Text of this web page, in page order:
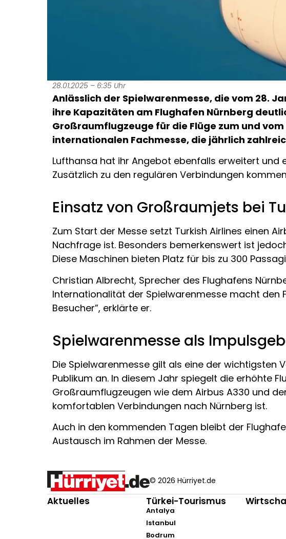
28.01.2025 – 6:35 Uhr
Anlässlich der Spielwarenmesse, die vom 28.
ihre Kapazitäten am Flughafen Nürnberg
Großraumflugzeuge für die Flüge zum und
internationalen Fachmesse, die jährlich
Lufthansa hat ihr Angebot ebenfalls erweitert und
Zusätzlich zu den regulären Verbindungen
Einsatz von Großraumjets bei
Zum Start der Messe setzt Turkish Airlines einen
Nachfrage ist. Besonders bemerkenswert ist
Diese Maschinen bieten Platz für bis zu 300
Christian Albrecht, Sprecher des Flughafens
Internationalität der Spielwarenmesse macht den
Besucher”, erklärte er.
Spielwarenmesse als
Die Spielwarenmesse gilt als eine der wichtigsten
Publikum an. In diesem Jahr spiegelt die erhöhte
Großraumflugzeugen wie dem Airbus A330 und
komfortablen Verbindungen nach Nürnberg ist.
Auch in den kommenden Tagen bleibt der
Austausch im Rahmen der Messe.
© 2026 Hürriyet.de
Aktuelles Türkei-Tourismus
Antalya
Istanbul
Bodrum